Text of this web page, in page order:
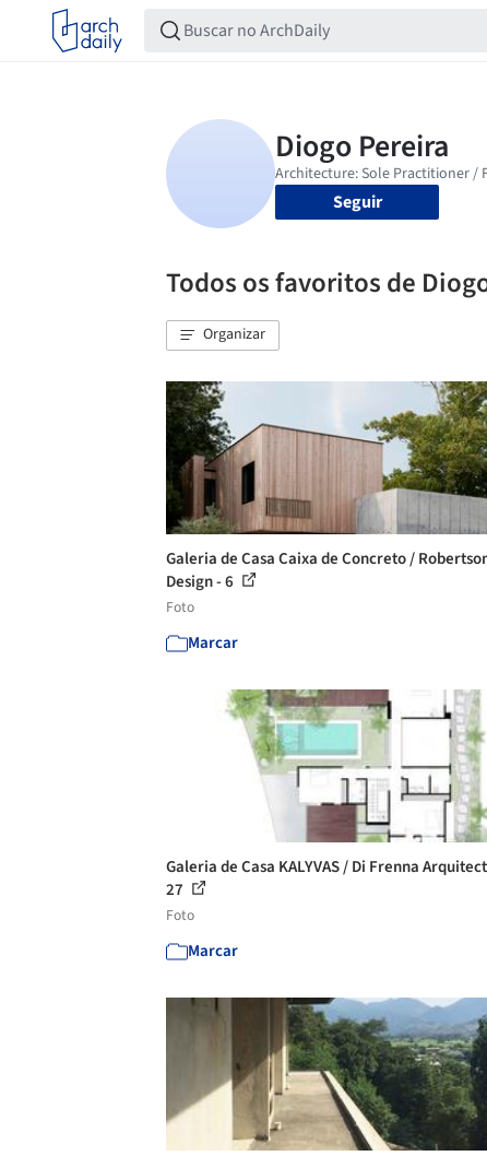
Seguir
Todos os favoritos de
Organizar
Galeria de Casa Caixa de Concreto /
Design - 6
Foto
Marcar
Galeria de Casa KALYVAS / Di Frenna
27
Foto
Marcar